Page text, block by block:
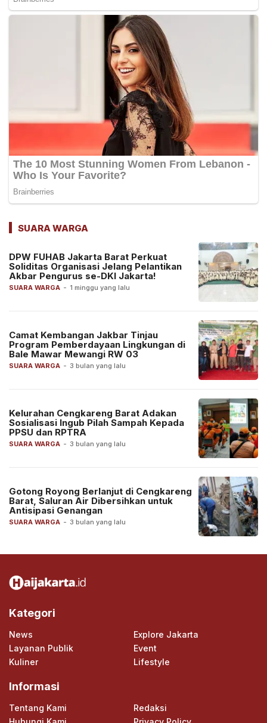
SUARA WARGA
SUARA WARGA - 1 minggu yang lalu
DPW FUHAB Jakarta Barat Perkuat
Soliditas Organisasi Jelang Pelantikan
Akbar Pengurus se-DKI Jakarta!
SUARA WARGA - 3 bulan yang lalu
Camat Kembangan Jakbar Tinjau
Program Pemberdayaan Lingkungan di
Bale Mawar Mewangi RW 03
SUARA WARGA - 3 bulan yang lalu
Kelurahan Cengkareng Barat Adakan
Sosialisasi Ingub Pilah Sampah Kepada
PPSU dan RPTRA
SUARA WARGA - 3 bulan yang lalu
Gotong Royong Berlanjut di Cengkareng
Barat, Saluran Air Dibersihkan untuk
Antisipasi Genangan
Kategori
News
Explore Jakarta
Layanan Publik
Event
Kuliner
Lifestyle
Informasi
Tentang Kami
Redaksi